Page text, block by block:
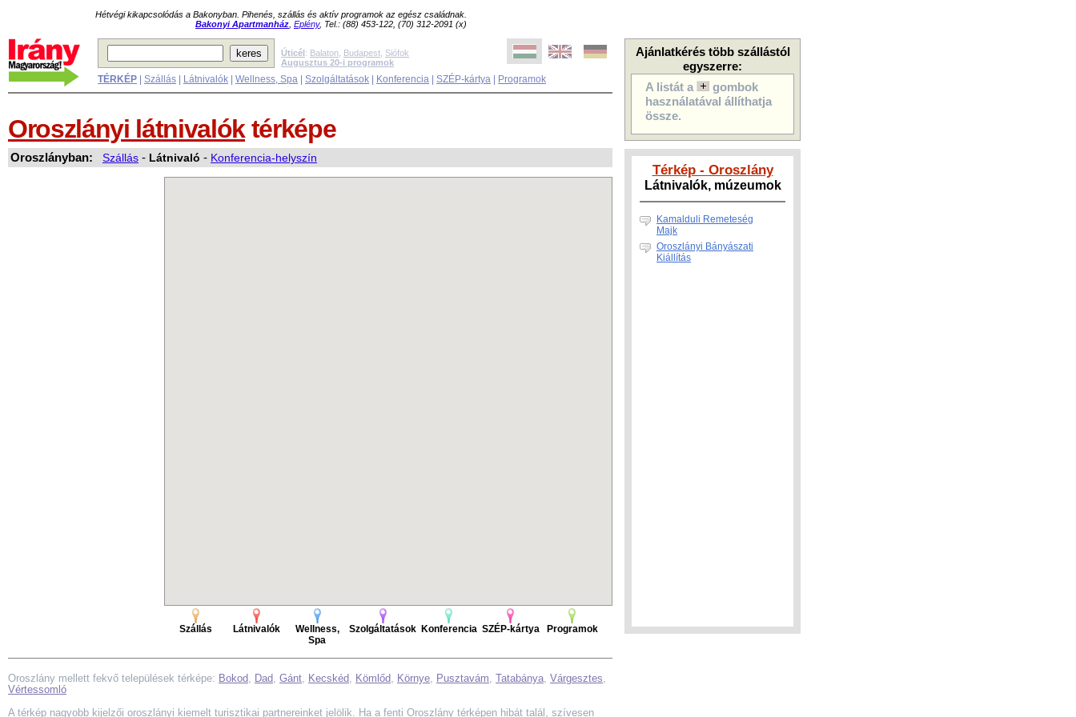
Hétvégi kikapcsolódás a Bakonyban. Pihenés, szállás és aktív programok az egész családnak.
Bakonyi Apartmanház Eplény, Tel.: (88) 453-122, (70) 312-2091 (x)
Ajánlatkérés több szállástól
egyszerre:
A listát a
gombok
használatával állíthatja
össze.
Térkép - Oroszlány
Látnivalók, múzeumok
Kamalduli Remeteség
Majk
Oroszlányi Bányászati
Kiállítás
Úticél: Balaton Budapest Siófok
Augusztus 20-i programok
TÉRKÉP Szállás Látnivalók Wellness, Spa Szolgáltatások Konferencia SZÉP-kártya Programok
Oroszlányi látnivalók térképe
Oroszlányban: Szállás - Látnivaló - Konferencia-helyszín
Szállás Látnivalók
Wellness,
Spa
Szolgáltatások Konferencia SZÉP-kártya Programok
Oroszlány mellett fekvő települések térképe: Bokod, Dad, Gánt, Kecskéd, Kömlőd, Környe, Pusztavám, Tatabánya, Várgesztes,
Vértessomló
A térkép nagyobb kijelzői oroszlányi kiemelt turisztikai partnereinket jelölik. Ha a fenti Oroszlány térképen hibát talál, szívesen